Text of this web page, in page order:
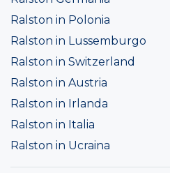
Ralston in Polonia
Ralston in Lussemburgo
Ralston in Switzerland
Ralston in Austria
Ralston in Irlanda
Ralston in Italia
Ralston in Ucraina